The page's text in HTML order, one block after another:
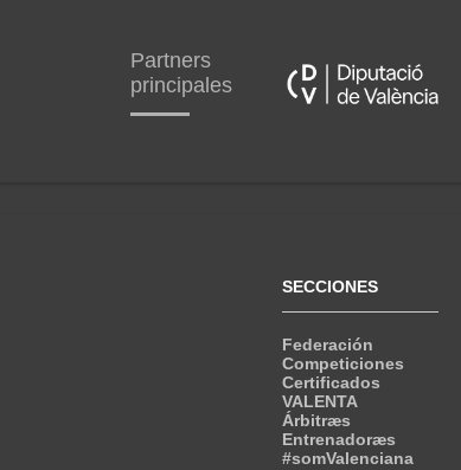
Partners
principales
SECCIONES
Federación
Competiciones
Certificados
VALENTA
Árbitræs
Entrenadoræs
#somValenciana